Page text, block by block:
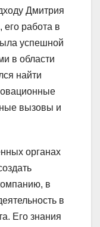
Дмитрия
работа в
успешной
в области
найти
вызовы и
органах
в
в
Его знания